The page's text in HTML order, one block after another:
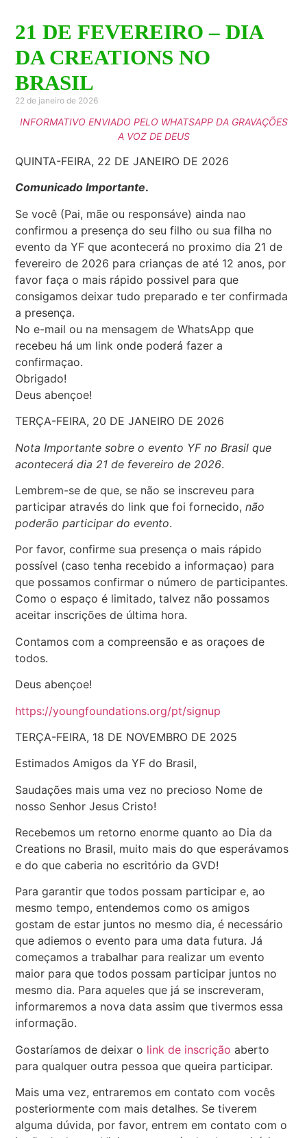
21 DE FEVEREIRO – DIA
DA CREATIONS NO
BRASIL
22 de janeiro de 2026
INFORMATIVO ENVIADO PELO WHATSAPP DA GRAVAÇÕES
A VOZ DE DEUS
QUINTA-FEIRA, 22 DE JANEIRO DE 2026
Comunicado Importante.
Se você (Pai, mãe ou responsáve) ainda nao
confirmou a presença do seu filho ou sua filha no
evento da YF que acontecerá no proximo dia 21 de
fevereiro de 2026 para crianças de até 12 anos, por
favor faça o mais rápido possivel para que
consigamos deixar tudo preparado e ter confirmada
a presença.
No e-mail ou na mensagem de WhatsApp que
recebeu há um link onde poderá fazer a
confirmaçao.
Obrigado!
Deus abençoe!
TERÇA-FEIRA, 20 DE JANEIRO DE 2026
Nota Importante sobre o evento YF no Brasil que
acontecerá dia 21 de fevereiro de 2026.
Lembrem-se de que, se não se inscreveu para
participar através do link que foi fornecido,não
poderão participar do evento.
Por favor, confirme sua presença o mais rápido
possível (caso tenha recebido a informaçao) para
que possamos confirmar o número de participantes.
Como o espaço é limitado, talvez não possamos
aceitar inscrições de última hora.
Contamos com a compreensão e as oraçoes de
todos.
Deus abençoe!
https://youngfoundations.org/pt/signup
TERÇA-FEIRA, 18 DE NOVEMBRO DE 2025
Estimados Amigos da YF do Brasil,
Saudações mais uma vez no precioso Nome de
nosso Senhor Jesus Cristo!
Recebemos um retorno enorme quanto ao Dia da
Creations no Brasil, muito mais do que esperávamos
e do que caberia no escritório da GVD!
Para garantir que todos possam participar e, ao
mesmo tempo, entendemos como os amigos
gostam de estar juntos no mesmo dia, é necessário
que adiemos o evento para uma data futura. Já
começamos a trabalhar para realizar um evento
maior para que todos possam participar juntos no
mesmo dia. Para aqueles que já se inscreveram,
informaremos a nova data assim que tivermos essa
informação.
Gostaríamos de deixar o link de inscrição aberto
para qualquer outra pessoa que queira participar.
Mais uma vez, entraremos em contato com vocês
posteriormente com mais detalhes. Se tiverem
alguma dúvida, por favor, entrem em contato com o